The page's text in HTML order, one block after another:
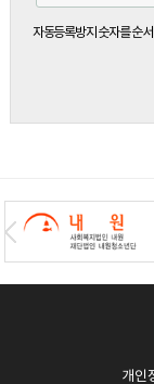
자동등록방지 숫자를 순
개인